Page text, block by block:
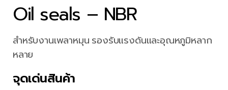
Oil seals – NBR
สำหรับงานเพลาหมุน รองรับแรงดันและอุณหภูมิหลาก
หลาย
จุดเด่นสินค้า